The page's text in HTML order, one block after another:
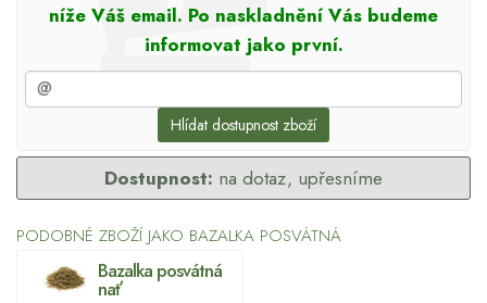
níže Váš email. Po naskladnění Vás budeme
informovat jako první.
Hlídat dostupnost zboží
Dostupnost: na dotaz, upřesníme
PODOBNÉ ZBOŽÍ JAKO BAZALKA POSVÁTNÁ
Bazalka posvátná
nať